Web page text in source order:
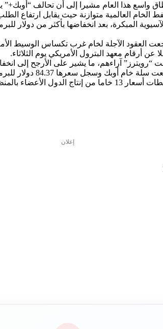
الخام العالمية متوازنة حيث يقابل ارتفاع
المبكرة، بعد انخفاضها بأكثر من دولار
أرقام معهد البترول الأمريكي يوم الثلاثاء.
لمنظمة الدول المصدرة للبترول أوبك أمس، إن سعر السلة
إعلان